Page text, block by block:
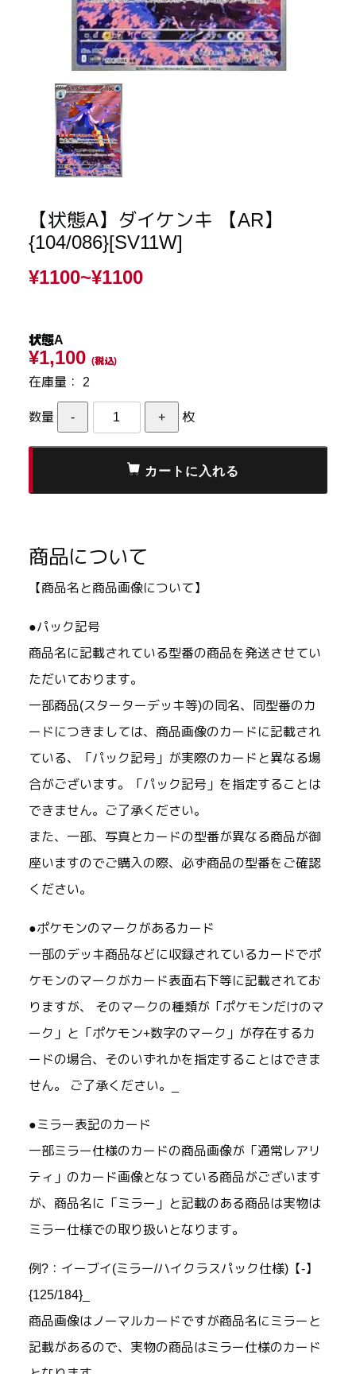
【状態A】ダイケンキ 【AR】
{104/086}[SV11W]
¥1100~¥1100
状態A
¥1,100 (税込)
在庫量： 2
数量 枚
商品について
【商品名と商品画像について】
●パック記号
商品名に記載されている型番の商品を発送させてい
ただいております。
一部商品(スターターデッキ等)の同名、同型番のカ
ードにつきましては、商品画像のカードに記載され
ている、「パック記号」が実際のカードと異なる場
合がございます。「パック記号」を指定することは
できません。ご了承ください。
また、一部、写真とカードの型番が異なる商品が御
座いますのでご購入の際、必ず商品の型番をご確認
ください。
●ポケモンのマークがあるカード
一部のデッキ商品などに収録されているカードでポ
ケモンのマークがカード表面右下等に記載されてお
りますが、 そのマークの種類が「ポケモンだけのマ
ーク」と「ポケモン+数字のマーク」が存在するカ
ードの場合、そのいずれかを指定することはできま
せん。 ご了承ください。_
●ミラー表記のカード
一部ミラー仕様のカードの商品画像が「通常レアリ
ティ」のカード画像となっている商品がございます
が、商品名に「ミラー」と記載のある商品は実物は
ミラー仕様での取り扱いとなります。
例?：イーブイ(ミラー/ハイクラスパック仕様)【-】
{125/184}_
商品画像はノーマルカードですが商品名にミラーと
記載があるので、実物の商品はミラー仕様のカード